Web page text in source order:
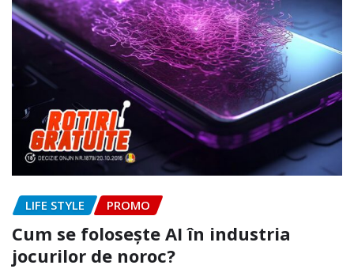
LIFE STYLE PROMO
Cum se folosește AI în industria
jocurilor de noroc?